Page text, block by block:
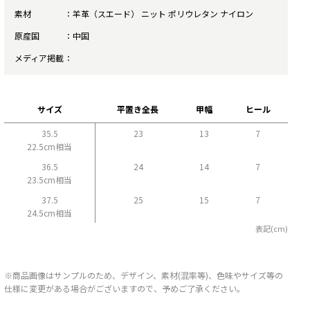
素材
羊革（スエード） ニット ポリウレタン ナイロン
原産国
中国
メディア掲載
サイズ 平置き全長 甲幅 ヒール
35.5
22.5cm相当
23 13 7
36.5
23.5cm相当
24 14 7
37.5
24.5cm相当
25 15 7
表記(cm)
※商品画像はサンプルのため、デザイン、素材(混率等)、色味やサイズ等の
仕様に変更がある場合がございますので、予めご了承ください。